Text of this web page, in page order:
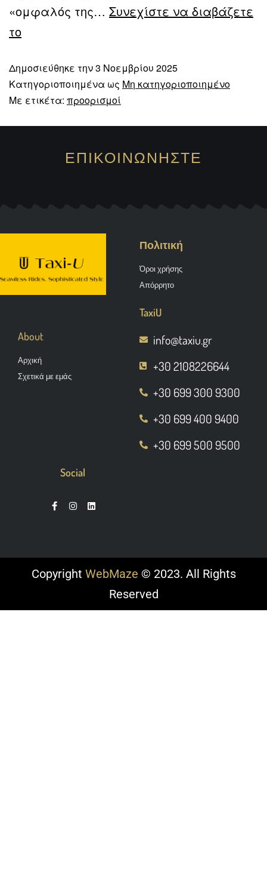
«ομφαλός της… Συνεχίστε να διαβάζετε
το
Δημοσιεύθηκε την3 Νοεμβρίου 2025
Κατηγοριοποιημένα ως Μη κατηγοριοποιημένο
Με ετικέτα: προορισμοί
ΕΠΙΚΟΙΝΩΝΗΣΤΕ
Πολιτική
Όροι χρήσης
Απόρρητο
About
Αρχική
Σχετικά με εμάς
TaxiU
info@taxiu.gr
+30 2108226644
+30 699 300 9300
+30 699 400 9400
+30 699 500 9500
Social
Copyright WebMaze © 2023. All Rights
Reserved